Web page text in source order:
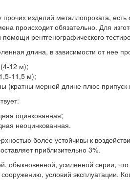
прочих изделий металлопроката,
происходит обязательно. Для
рентгенографического
длина, в зависимости от нее
12 м);
11,5 м);
(кратны мерной длине плюс
оцинкованная;
неоцинкованная.
более устойчивы к
приблизительно 3%.
обыкновенной, усиленной серии,
условий эксплуатации.